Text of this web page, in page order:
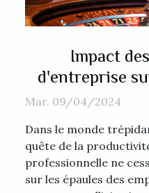
Impact
d'entreprise
employés :
Mar. 09/04/2024
Dans le monde
quête de la
professionnelle ne
sur les épaules des